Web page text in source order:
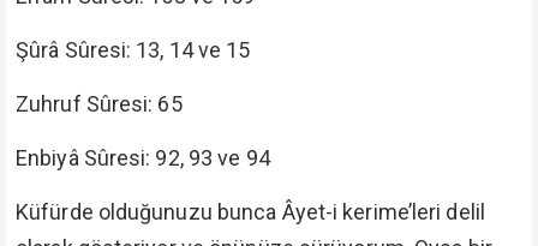
Şûrâ Sûresi: 13, 14 ve 15
Zuhruf Sûresi: 65
Enbiyâ Sûresi: 92, 93 ve 94
Küfürde olduğunuzu bunca Âyet-i kerime’leri delil